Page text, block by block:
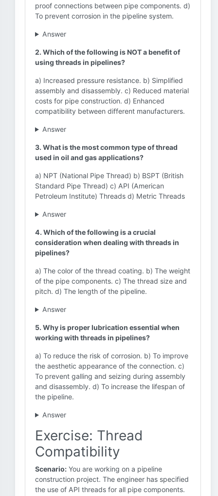
proof connections between pipe components. d)
To prevent corrosion in the pipeline system.
Answer
2. Which of the following is NOT a benefit of
using threads in pipelines?
a) Increased pressure resistance. b) Simplified
assembly and disassembly. c) Reduced material
costs for pipe construction. d) Enhanced
compatibility between different manufacturers.
Answer
3. What is the most common type of thread
used in oil and gas applications?
a) NPT (National Pipe Thread) b) BSPT (British
Standard Pipe Thread) c) API (American
Petroleum Institute) Threads d) Metric Threads
Answer
4. Which of the following is a crucial
consideration when dealing with threads in
pipelines?
a) The color of the thread coating. b) The weight
of the pipe components. c) The thread size and
pitch. d) The length of the pipeline.
Answer
5. Why is proper lubrication essential when
working with threads in pipelines?
a) To reduce the risk of corrosion. b) To improve
the aesthetic appearance of the connection. c)
To prevent galling and seizing during assembly
and disassembly. d) To increase the lifespan of
the pipeline.
Answer
Exercise: Thread
Compatibility
Scenario: You are working on a pipeline
construction project. The engineer has specified
the use of API threads for all pipe components.